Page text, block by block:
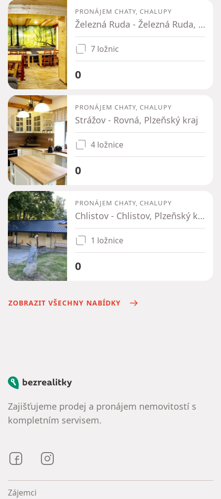
PRONÁJEM CHATY, CHALUPY
Železná Ruda - Železná Ruda, Plzeňský kraj
7 ložnic
0
PRONÁJEM CHATY, CHALUPY
Strážov - Rovná, Plzeňský kraj
4 ložnice
0
PRONÁJEM CHATY, CHALUPY
Chlistov - Chlistov, Plzeňský kraj
1 ložnice
0
ZOBRAZIT VŠECHNY NABÍDKY
Bezrealitky
Zajišťujeme prodej a pronájem nemovitostí s
kompletním servisem.
Bezrealitky na Facebooku
Zájemci